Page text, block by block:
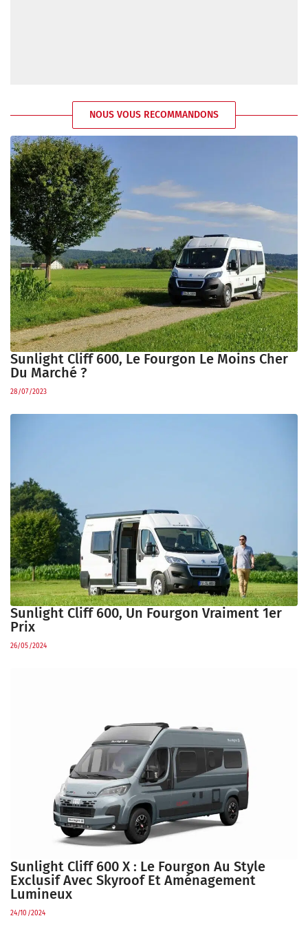
NOUS VOUS RECOMMANDONS
Sunlight Cliff 600, Le Fourgon Le Moins Cher
Du Marché ?
28/07/2023
Sunlight Cliff 600, Un Fourgon Vraiment 1er
Prix
26/05/2024
Sunlight Cliff 600 X : Le Fourgon Au Style
Exclusif Avec Skyroof Et Aménagement
Lumineux
24/10/2024